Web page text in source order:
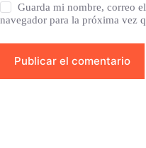
Guarda mi nombre, correo
navegador para la próxima vez
Publicar el comentario